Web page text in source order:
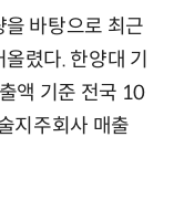
바탕으로 최근
렸다. 한양대 기
액 기준 전국 10
지주회사 매출